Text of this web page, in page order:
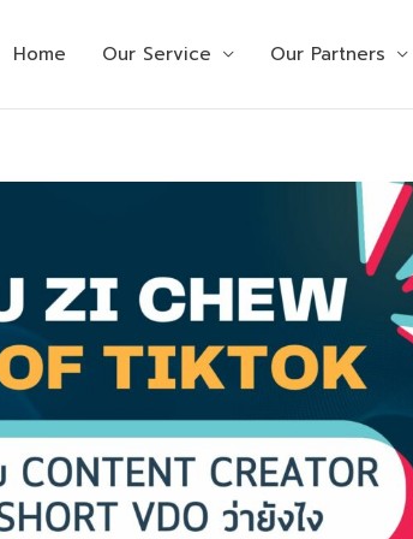
Home Our Service Our Partners